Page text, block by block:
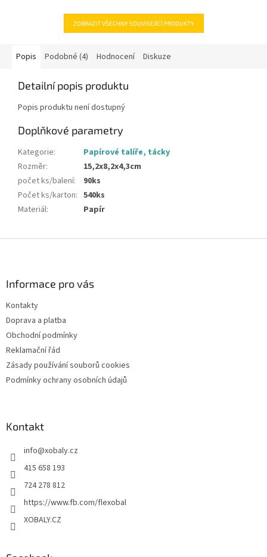
ZOBRAZIT VŠECHNY SOUVISEJÍCÍ PRODUKTY
Popis Podobné (4) Hodnocení Diskuze
Detailní popis produktu
Popis produktu není dostupný
Doplňkové parametry
Kategorie:
Papírové talíře, tácky
Rozměr:
15,2x8,2x4,3cm
počet ks/balení:
90ks
Počet ks/karton: 540ks
Materiál: Papír
Informace pro vás
Kontakty
Doprava a platba
Obchodní podmínky
Reklamační řád
Zásady používání souborů cookies
Podmínky ochrany osobních údajů
Kontakt
info@xobaly.cz
415 658 193
724 278 812
https://www.fb.com/flexobal
XOBALY.CZ